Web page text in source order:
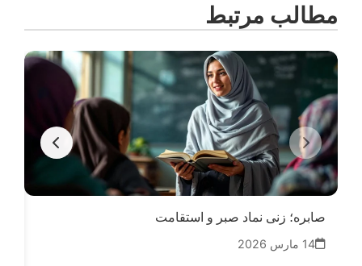
مطالب مرتبط
صابره؛ زنی نماد صبر و استقامت
14 مارس 2026